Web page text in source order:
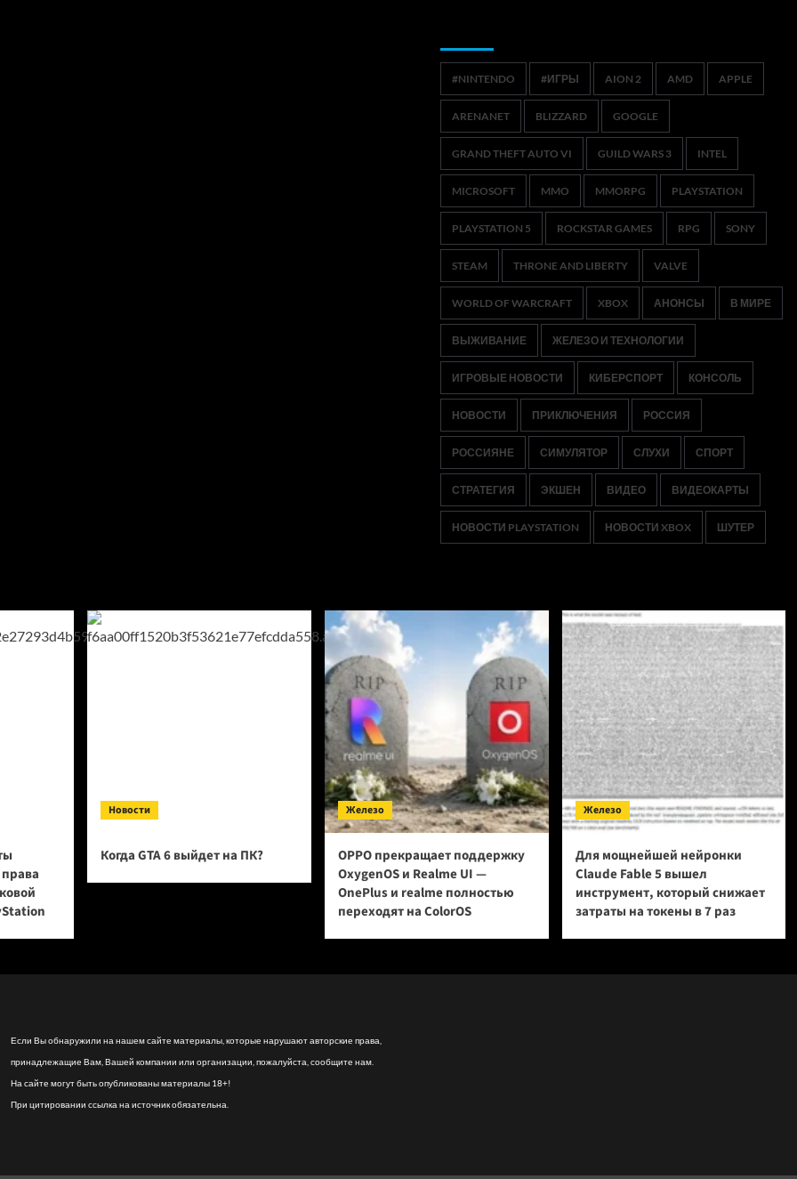
#NINTENDO #ИГРЫ AION 2 AMD APPLE
ARENANET BLIZZARD GOOGLE
GRAND THEFT AUTO VI GUILD WARS 3 INTEL
MICROSOFT MMO MMORPG PLAYSTATION
PLAYSTATION 5 ROCKSTAR GAMES RPG SONY
STEAM THRONE AND LIBERTY VALVE
WORLD OF WARCRAFT XBOX АНОНСЫ В МИРЕ
ВЫЖИВАНИЕ ЖЕЛЕЗО И ТЕХНОЛОГИИ
ИГРОВЫЕ НОВОСТИ КИБЕРСПОРТ КОНСОЛЬ
НОВОСТИ ПРИКЛЮЧЕНИЯ РОССИЯ
РОССИЯНЕ СИМУЛЯТОР СЛУХИ СПОРТ
СТРАТЕГИЯ ЭКШЕН ВИДЕО ВИДЕОКАРТЫ
НОВОСТИ PLAYSTATION НОВОСТИ XBOX ШУТЕР
Новости
Когда GTA 6 выйдет на ПК?
Железо
OPPO прекращает поддержку
OxygenOS и Realme UI —
OnePlus и realme полностью
переходят на ColorOS
Железо
Для мощнейшей нейронки
Claude Fable 5 вышел
инструмент, который снижает
затраты на токены в 7 раз
Если Вы обнаружили на нашем сайте материалы, которые нарушают авторские права,
принадлежащие Вам, Вашей компании или организации, пожалуйста, сообщите нам.
На сайте могут быть опубликованы материалы 18+!
При цитировании ссылка на источник обязательна.